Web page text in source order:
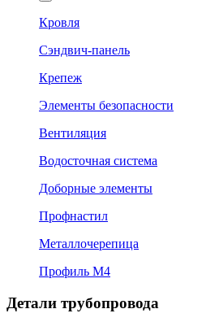
Кровля
Сэндвич-панель
Крепеж
Элементы безопасности
Вентиляция
Водосточная система
Доборные элементы
Профнастил
Металлочерепица
Профиль М4
Детали трубопровода